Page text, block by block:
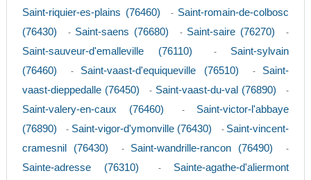
Saint-riquier-es-plains (76460) - Saint-romain-de-colbosc
(76430)
- Saint-saens (76680) - Saint-saire (76270) -
Saint-sauveur-d'emalleville (76110) - Saint-sylvain
(76460)
- Saint-vaast-d'equiqueville (76510) - Saint-
vaast-dieppedalle (76450)
- Saint-vaast-du-val (76890) -
Saint-valery-en-caux (76460) - Saint-victor-l'abbaye
(76890)
- Saint-vigor-d'ymonville (76430) - Saint-vincent-
cramesnil (76430)
- Saint-wandrille-rancon (76490) -
Sainte-adresse (76310) - Sainte-agathe-d'aliermont